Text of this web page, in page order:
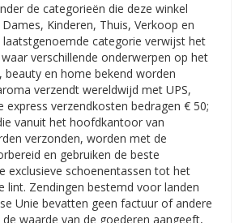
de categorieën die deze winkel
Kinderen, Thuis, Verkoop en
laatstgenoemde categorie verwijst het
verschillende onderwerpen op het
beauty en home bekend worden
verzendt wereldwijd met UPS,
express verzendkosten bedragen € 50;
vanuit het hoofdkantoor van
verzonden, worden met de
en gebruiken de beste
exclusieve schoenentassen tot het
lint. Zendingen bestemd voor landen
Unie bevatten geen factuur of andere
waarde van de goederen aangeeft,